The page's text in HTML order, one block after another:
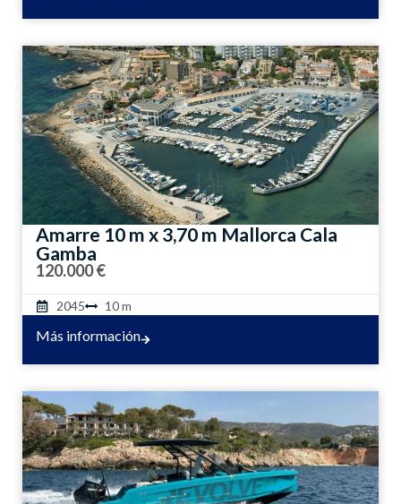
Amarre 10 m x 3,70 m Mallorca Cala
Gamba
120.000 €
2045 10 m
Más información